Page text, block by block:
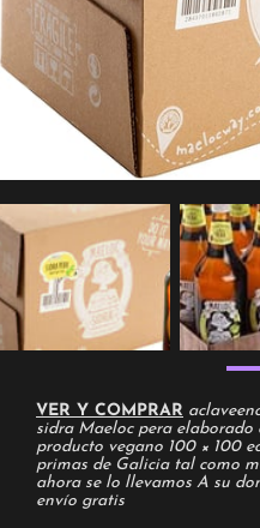
VER Y COMPRAR
sidra Maeloc pera
producto vegano 100 × 100
primas de Galicia tal como
ahora se lo llevamos A su
envío gratis